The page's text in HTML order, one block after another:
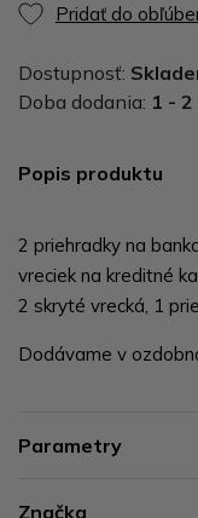
Pridať do
Dostupnosť:
Doba dodania: 1 - 2
Popis produktu
2 priehradky na
vreciek na kreditné
2 skryté vrecká, 1
Dodávame v
Parametry
Značka